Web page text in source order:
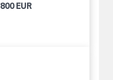
800 EUR